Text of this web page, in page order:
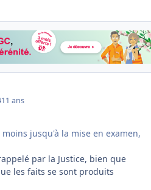
11 ans
jusqu'à la mise en examen,
par la Justice, bien que
les faits se sont produits